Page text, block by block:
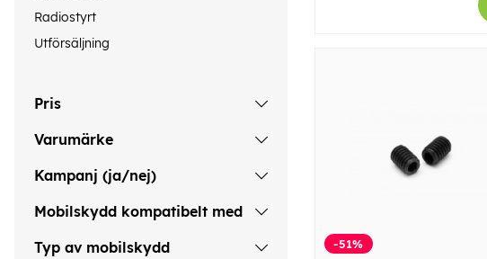
Radiostyrt
Utförsäljning
Pris
Varumärke
Kampanj (ja/nej)
Mobilskydd kompatibelt med
Typ av mobilskydd
-51%